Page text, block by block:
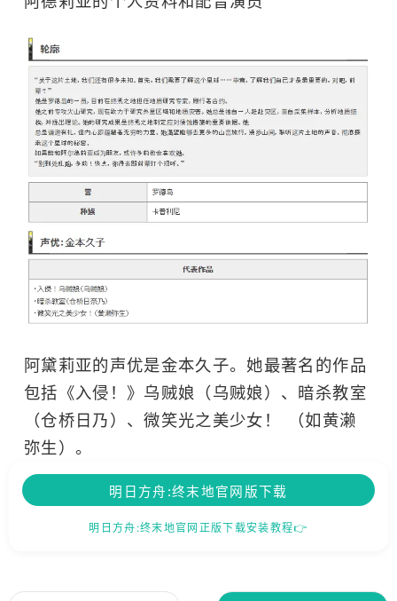
阿黛莉亚的声优是金本久子。她最著名的作品
包括《入侵！》乌贼娘（乌贼娘）、暗杀教室
（仓桥日乃）、微笑光之美少女！ （如黄濑
弥生）。
明日方舟:终末地官网版下载
明日方舟:终末地官网正版下载安装教程👉